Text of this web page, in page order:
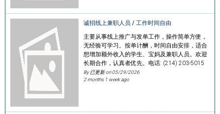
诚招线上兼职人员 / 工作时间自由
主要从事线上推广与发单工作，操作简单方便，
无经验可学习。按单计酬，时间自由安排，适合
想增加额外收入的学生、宝妈及兼职人员。欢迎
长期合作，认真者优先。电话: (214) 203-5015
By 已更新 on05/29/2026
2 months 1 week ago